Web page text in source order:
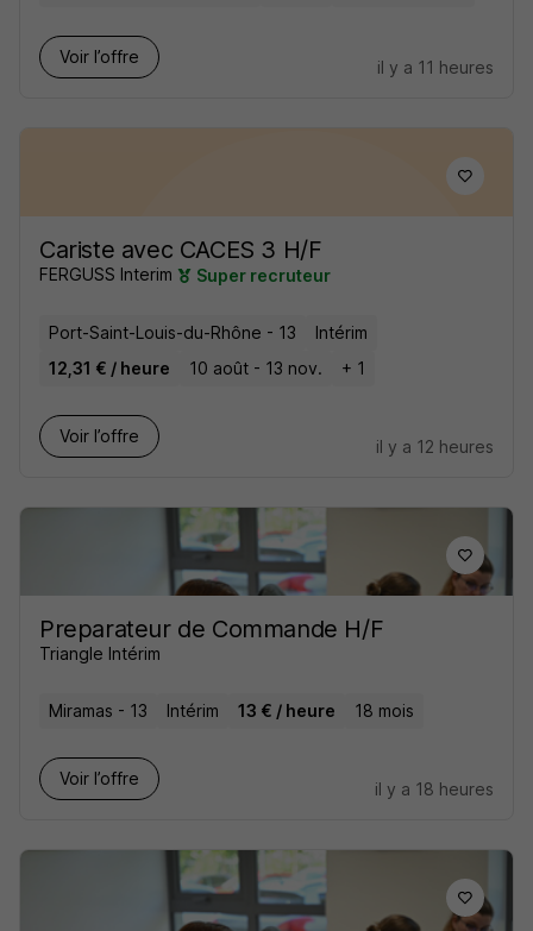
Voir l’offre
il y a 11 heures
Cariste avec CACES 3 H/F
FERGUSS Interim Super recruteur
Port-Saint-Louis-du-Rhône - 13
Intérim
12,31 € / heure
10 août - 13 nov. + 1
Voir l’offre
il y a 12 heures
Preparateur de Commande H/F
Triangle Intérim
Miramas - 13 Intérim 13 € / heure 18 mois
Voir l’offre
il y a 18 heures